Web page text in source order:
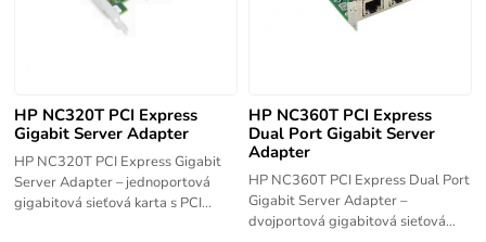
HP NC320T PCI Express
Gigabit Server Adapter
HP NC320T PCI Express Gigabit
Server Adapter – jednoportová
gigabitová sieťová karta s PCI
HP NC360T PCI Express
Dual Port Gigabit Server
Adapter
HP NC360T PCI Express Dual Port
Gigabit Server Adapter –
dvojportová gigabitová sieťová